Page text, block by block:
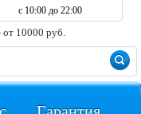
с 10:00 до 22:00
10000 руб.